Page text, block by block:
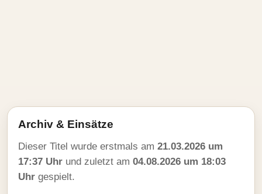
Archiv & Einsätze
Dieser Titel wurde erstmals am 21.03.2026 um
17:37 Uhr und zuletzt am 04.08.2026 um 18:03
Uhr gespielt.